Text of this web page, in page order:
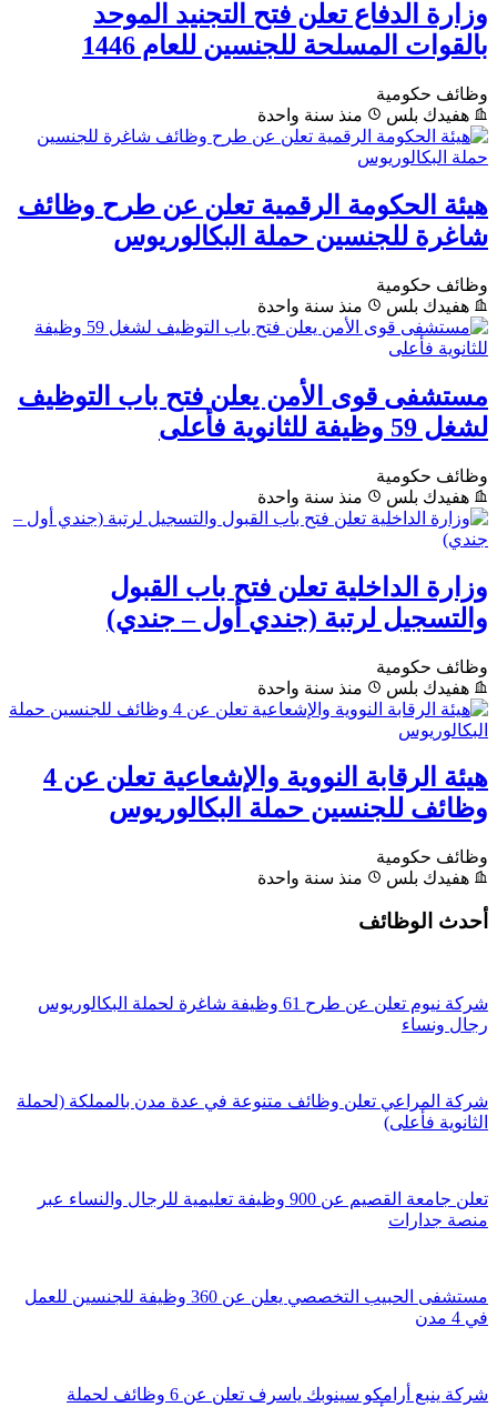
وزارة الدفاع تعلن فتح التجنيد الموحد
بالقوات المسلحة للجنسين للعام 1446
وظائف حكومية
هفيدك بلس
منذ سنة واحدة
هيئة الحكومة الرقمية تعلن عن طرح وظائف
شاغرة للجنسين حملة البكالوريوس
وظائف حكومية
هفيدك بلس
منذ سنة واحدة
مستشفى قوى الأمن يعلن فتح باب التوظيف
لشغل 59 وظيفة للثانوية فأعلى
وظائف حكومية
هفيدك بلس
منذ سنة واحدة
وزارة الداخلية تعلن فتح باب القبول
والتسجيل لرتبة (جندي أول – جندي)
وظائف حكومية
هفيدك بلس
منذ سنة واحدة
هيئة الرقابة النووية والإشعاعية تعلن عن 4
وظائف للجنسين حملة البكالوريوس
وظائف حكومية
هفيدك بلس
منذ سنة واحدة
أحدث الوظائف
شركة نيوم تعلن عن طرح 61 وظيفة شاغرة لحملة البكالوريوس
رجال ونساء
شركة المراعي تعلن وظائف متنوعة في عدة مدن بالمملكة (لحملة
الثانوية فأعلى)
تعلن جامعة القصيم عن 900 وظيفة تعليمية للرجال والنساء عبر
منصة جدارات
مستشفى الحبيب التخصصي يعلن عن 360 وظيفة للجنسين للعمل
في 4 مدن
شركة ينبع أرامكو سينوبك ياسرف تعلن عن 6 وظائف لحملة